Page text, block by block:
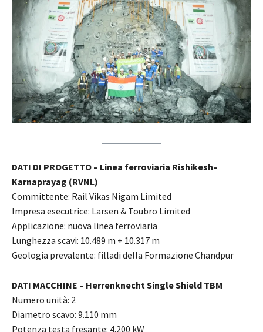
DATI DI PROGETTO – Linea ferroviaria Rishikesh–
Karnaprayag (RVNL)
Committente: Rail Vikas Nigam Limited
Impresa esecutrice: Larsen & Toubro Limited
Applicazione: nuova linea ferroviaria
Lunghezza scavi: 10.489 m + 10.317 m
Geologia prevalente: filladi della Formazione Chandpur
DATI MACCHINE – Herrenknecht Single Shield TBM
Numero unità: 2
Diametro scavo: 9.110 mm
Potenza testa fresante: 4.200 kW